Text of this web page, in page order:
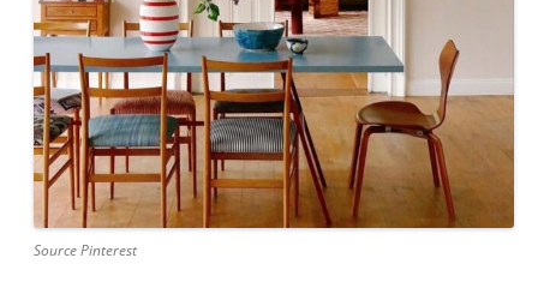
Source Pinterest